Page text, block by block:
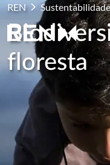
REN
floresta